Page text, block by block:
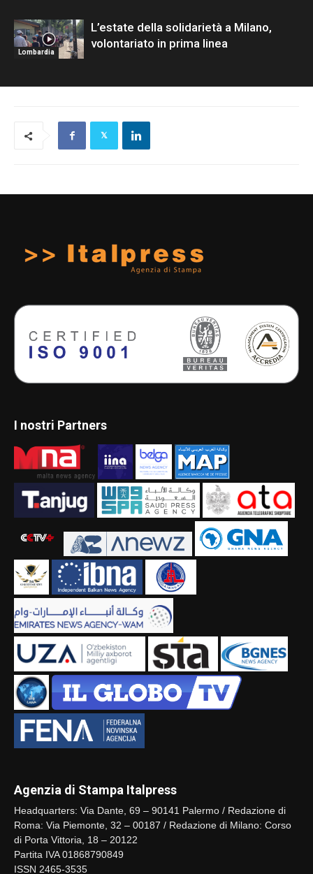
Lombardia
L’estate della solidarietà a Milano,
volontariato in prima linea
I nostri Partners
Agenzia di Stampa Italpress
Headquarters: Via Dante, 69 – 90141 Palermo / Redazione di
Roma: Via Piemonte, 32 – 00187 / Redazione di Milano: Corso
di Porta Vittoria, 18 – 20122
Partita IVA 01868790849
ISSN 2465-3535